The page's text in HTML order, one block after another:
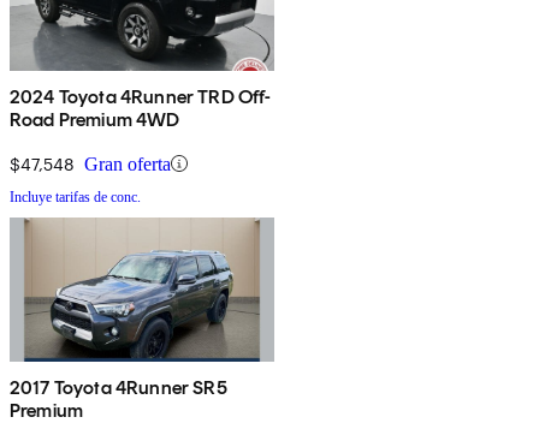
2024 Toyota 4Runner TRD Off-
Road Premium 4WD
$47,548 Gran oferta
Incluye tarifas de conc.
2017 Toyota 4Runner SR5
Premium